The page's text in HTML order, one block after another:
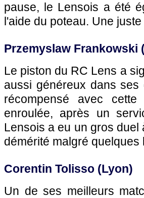
pause, le Lensois a été
l'aide du poteau. Une
Przemyslaw Frankowski
Le piston du RC Lens a
aussi généreux dans
récompensé avec
enroulée, après un
Lensois a eu un gros
démérité malgré quelques
Corentin Tolisso (Lyon)
Un de ses meilleurs